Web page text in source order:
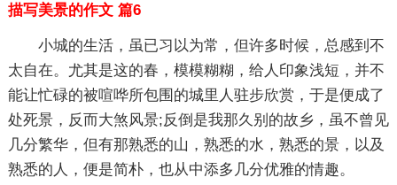
描写美景的作文 篇6
小城的生活，虽已习以为常，但许多时候，总感到不
太自在。尤其是这的春，模模糊糊，给人印象浅短，并不
能让忙碌的被喧哗所包围的城里人驻步欣赏，于是便成了
处死景，反而大煞风景;反倒是我那久别的故乡，虽不曾见
几分繁华，但有那熟悉的山，熟悉的水，熟悉的景，以及
熟悉的人，便是简朴，也从中添多几分优雅的情趣。